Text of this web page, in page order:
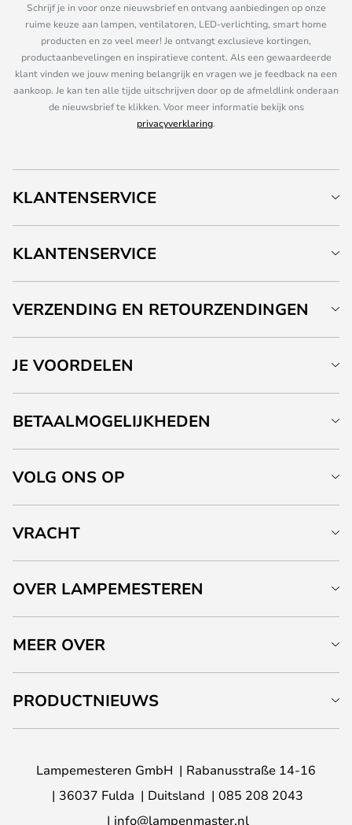
Schrijf je in voor onze nieuwsbrief en ontvang aanbiedingen op onze
ruime keuze aan lampen, ventilatoren, LED-verlichting, smart home
producten en zo veel meer! Je ontvangt exclusieve kortingen,
productaanbevelingen en inspiratieve content. Als een gewaardeerde
klant vinden we jouw mening belangrijk en vragen we je feedback na een
aankoop. Je kan ten alle tijde uitschrijven door op de afmeldlink onderaan
de nieuwsbrief te klikken. Voor meer informatie bekijk ons
privacyverklaring.
KLANTENSERVICE
KLANTENSERVICE
VERZENDING EN RETOURZENDINGEN
JE VOORDELEN
BETAALMOGELIJKHEDEN
VOLG ONS OP
VRACHT
OVER LAMPEMESTEREN
MEER OVER
PRODUCTNIEUWS
Lampemesteren GmbH
Rabanusstraße 14-16
36037 Fulda
Duitsland
085 208 2043
info@lampenmaster.nl